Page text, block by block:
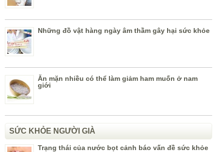
Những đồ vật hàng ngày âm thầm gây hại sức khỏe
Ăn mặn nhiều có thể làm giảm ham muốn ở nam
giới
SỨC KHỎE NGƯỜI GIÀ
Trạng thái của nước bọt cảnh báo vấn đề sức khỏe